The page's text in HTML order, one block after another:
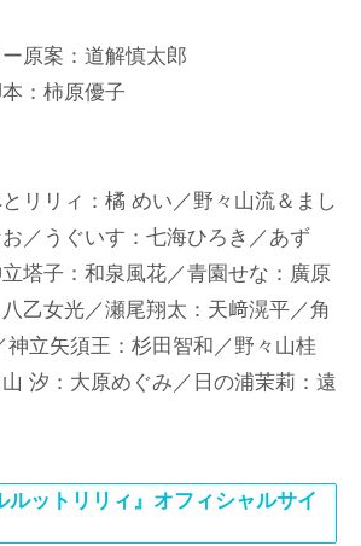
原案：道解慎太郎
：柿原優子
リリィ：橘 めい／野々山流＆まし
／うぐいす：七海ひろき／あず
塔子：和泉風花／青園せな：廣原
乙女光／瀬尾翔太：天﨑滉平／角
立矢須王：杉田智和／野々山桂
汐：大原めぐみ／日の浦茉莉：遠
ットリリィ』オフィシャルサイ